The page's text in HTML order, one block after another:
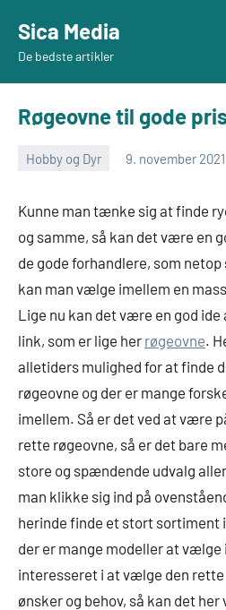
indhold
Sica Media
De bedste artikler
Røgeovne til gode
Hobby og Dyr 9. november 2021
Kunne man tænke sig at finde
og samme, så kan det være en
de gode forhandlere, som
kan man vælge imellem en
Lige nu kan det være en god
link, som er lige her røgeovne.
alletiders mulighed for at finde
røgeovne og der er mange
imellem. Så er det ved at være
rette røgeovne, så er det bare
store og spændende udvalg
man klikke sig ind på
herinde finde et stort sortiment
der er mange modeller at vælge
interesseret i at vælge den
ønsker og behov, så kan det